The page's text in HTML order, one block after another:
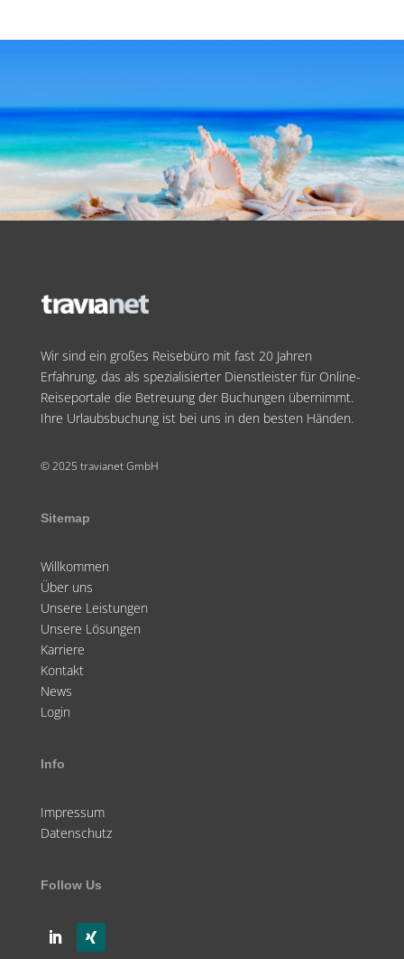
Wir sind ein großes Reisebüro mit fast 20 Jahren
Erfahrung, das als spezialisierter Dienstleister für Online-
Reiseportale die Betreuung der Buchungen übernimmt.
Ihre Urlaubsbuchung ist bei uns in den besten Händen.
© 2025 travianet GmbH
Sitemap
Willkommen
Über uns
Unsere Leistungen
Unsere Lösungen
Karriere
Kontakt
News
Login
Info
Impressum
Datenschutz
Follow Us